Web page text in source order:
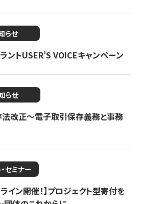
らせ
ントUSER’S VOICEキャンペーン
らせ
改正～電子取引保存義務と事務
セミナー
イン開催！】プロジェクト型寄付を